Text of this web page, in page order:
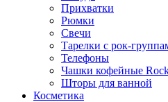
Прихватки
Рюмки
Свечи
Тарелки с рок-
Телефоны
Чашки кофейные
Шторы для ванной
Косметика